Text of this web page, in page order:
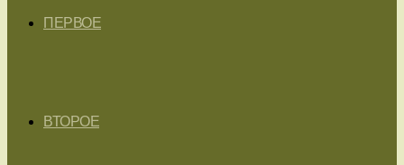
ПЕРВОЕ
ВТОРОЕ